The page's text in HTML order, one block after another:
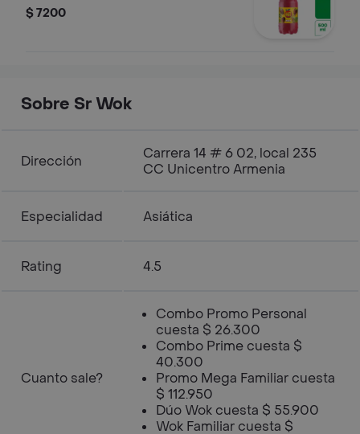
$ 7200
Sobre Sr Wok
Dirección
Carrera 14 # 6 02, local 235
CC Unicentro Armenia
Especialidad Asiática
Rating 4.5
Cuanto sale?
Combo Promo Personal
cuesta $ 26.300
Combo Prime cuesta $
40.300
Promo Mega Familiar cuesta
$ 112.950
Dúo Wok cuesta $ 55.900
Wok Familiar cuesta $